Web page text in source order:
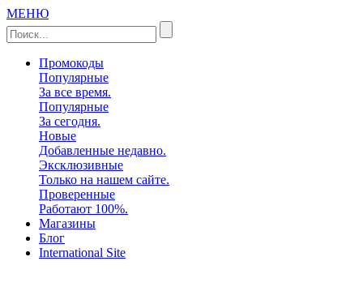
МЕНЮ
Промокоды
Популярные
За все время.
Популярные
За сегодня.
Новые
Добавленные недавно.
Эксклюзивные
Только на нашем сайте.
Проверенные
Работают 100%.
Магазины
Блог
International Site